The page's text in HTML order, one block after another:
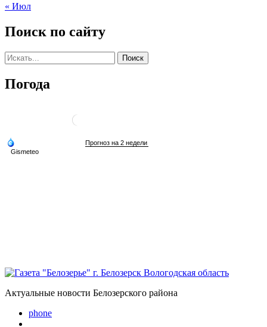
« Июл
Поиск по сайту
Погода
Актуальные новости Белозерского района
phone